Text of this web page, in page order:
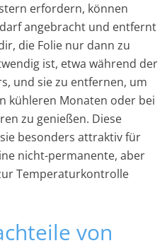
erfordern, können
angebracht und entfernt
die Folie nur dann zu
ist, etwa während der
und sie zu entfernen, um
kühleren Monaten oder bei
zu genießen. Diese
besonders attraktiv für
nicht-permanente, aber
Temperaturkontrolle
von